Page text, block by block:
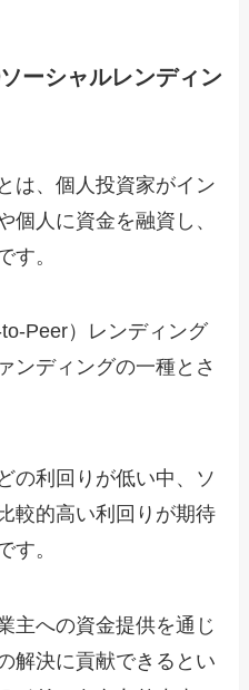
ーシャルレンディン
は、個人投資家がイン
個人に資金を融資し、
す。
Peer）レンディング
ンディングの一種とさ
の利回りが低い中、ソ
較的高い利回りが期待
す。
主への資金提供を通じ
解決に貢献できるとい